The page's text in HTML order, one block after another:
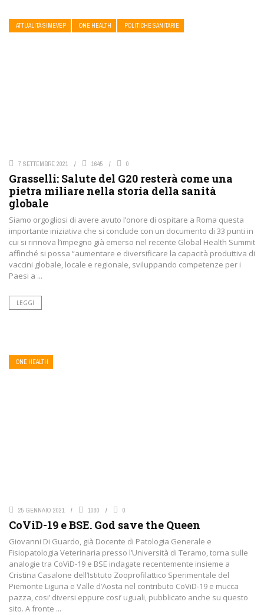
ATTUALITÀ SIMEVEP ONE HEALTH POLITICHE SANITARIE
7 SETTEMBRE 2021 1645 0
Grasselli: Salute del G20 resterà come una
pietra miliare nella storia della sanità
globale
Siamo orgogliosi di avere avuto l’onore di ospitare a Roma questa
importante iniziativa che si conclude con un documento di 33 punti in
cui si rinnova l’impegno già emerso nel recente Global Health Summit
affinché si possa “aumentare e diversificare la capacità produttiva di
vaccini globale, locale e regionale, sviluppando competenze per i
Paesi a ...
LEGGI
ONE HEALTH
25 GENNAIO 2021 1080 0
CoViD-19 e BSE. God save the Queen
Giovanni Di Guardo, già Docente di Patologia Generale e
Fisiopatologia Veterinaria presso l’Università di Teramo, torna sulle
analogie tra CoViD-19 e BSE indagate recentemente insieme a
Cristina Casalone dell’Istituto Zooprofilattico Sperimentale del
Piemonte Liguria e Valle d’Aosta nel contributo CoViD-19 e mucca
pazza, cosi’ diversi eppure cosi’ uguali, pubblicato anche su questo
sito. A fronte ...